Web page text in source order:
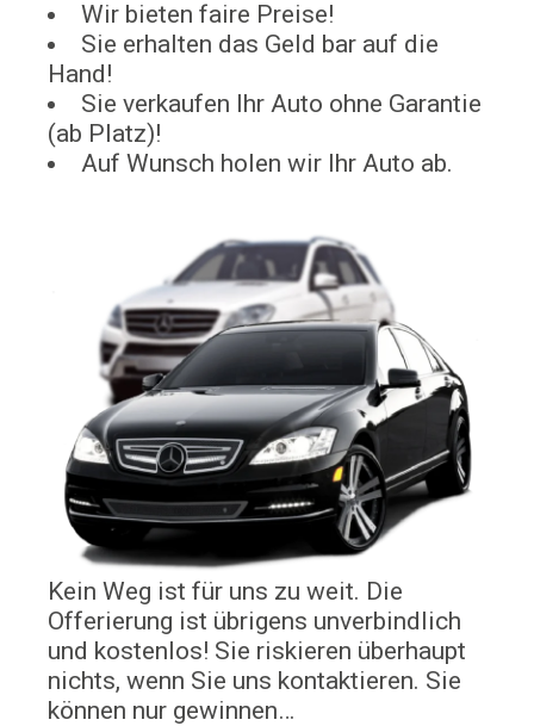
Wir bieten faire Preise!
Sie erhalten das Geld bar auf die
Hand!
Sie verkaufen Ihr Auto ohne Garantie
(ab Platz)!
Auf Wunsch holen wir Ihr Auto ab.
Kein Weg ist für uns zu weit. Die
Offerierung ist übrigens unverbindlich
und kostenlos! Sie riskieren überhaupt
nichts, wenn Sie uns kontaktieren. Sie
können nur gewinnen…